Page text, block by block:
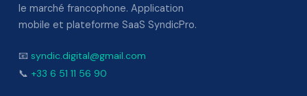
le marché francophone. Application
mobile et plateforme SaaS SyndicPro.
📧 syndic.digital@gmail.com
📞 +33 6 51 11 56 90